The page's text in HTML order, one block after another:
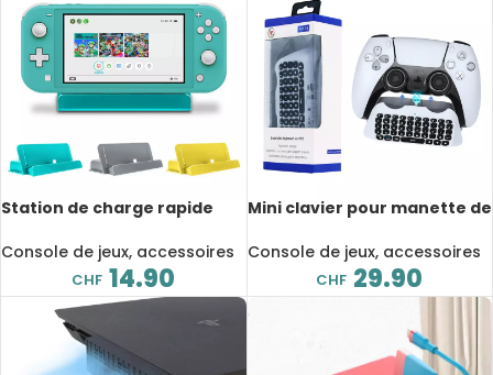
Station de charge rapide
Switch Lite
Console de jeux, accessoires
CHF 14.90
Mini clavier pour manette de
prise audio 3.5 mm,
Playstation 5
Console de jeux, accessoires
CHF 29.90